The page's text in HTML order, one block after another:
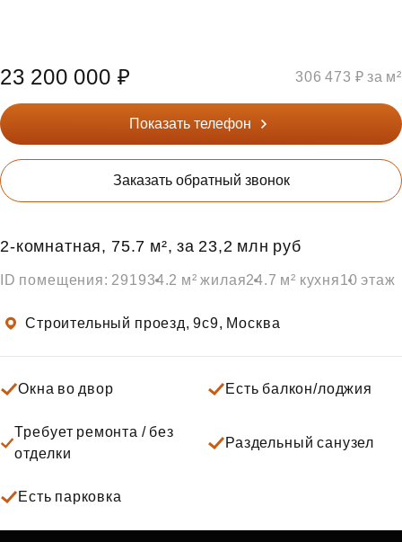
23 200 000 ₽ 306 473 ₽ за м²
Показать телефон
Заказать обратный звонок
2‑комнатная, 75.7 м², за 23,2 млн руб
ID помещения: 291934.2 м² жилая24.7 м² кухня10 этаж
Строительный проезд, 9с9, Москва
Окна во двор Есть балкон/лоджия
Требует ремонта / без
отделки
Раздельный санузел
Есть парковка